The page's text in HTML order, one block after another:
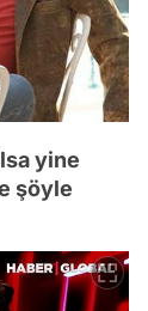
yine
şöyle